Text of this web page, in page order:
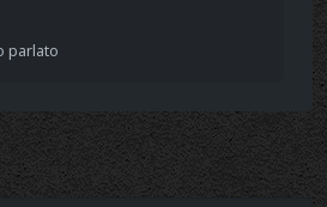
parlato